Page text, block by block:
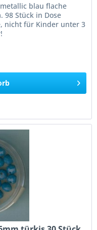
blau flache
98 Stück in Dose
nicht für Kinder unter 3